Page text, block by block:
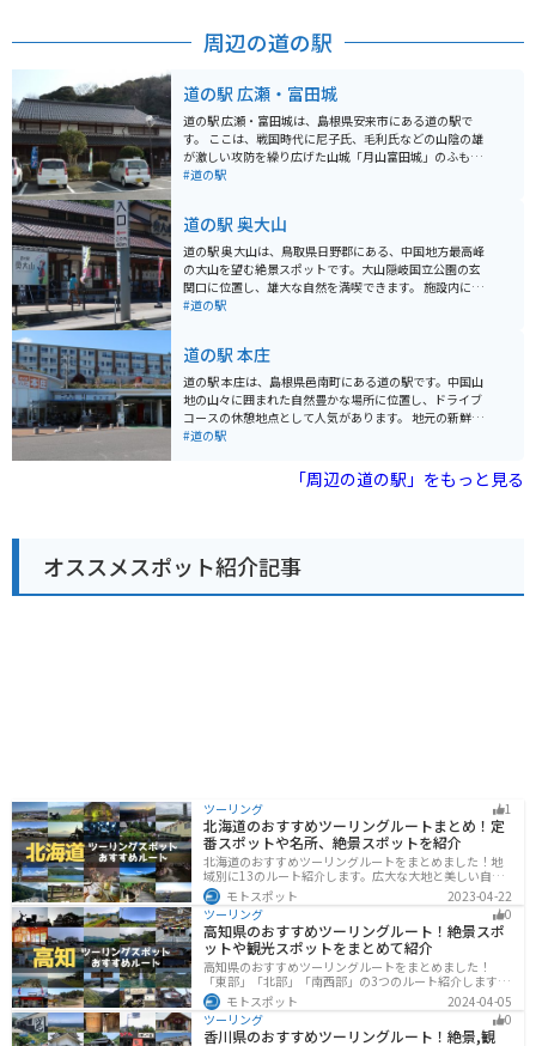
周辺の道の駅
道の駅 広瀬・富田城
道の駅 広瀬・富田城は、島根県安来市にある道の駅で
す。 ここは、戦国時代に尼子氏、毛利氏などの山陰の雄
が激しい攻防を繰り広げた山城「月山富田城」のふもと
に位置しています。道の駅からは、月山富田城跡や、城
な野菜や果物、山陰の海の幸などを購入することができ
ます。レストランでは、地元産の食材を使った料理を楽
しむことができます。 バイクで訪れる場合、道の駅の駐
車場には、バイク専用の駐車スペースが用意されていま
す。また、周辺には、ワインディングロードも多いた
います。
#道の駅
道の駅 奥大山
道の駅 奥大山は、鳥取県日野郡にある、中国地方最高峰
の大山を望む絶景スポットです。大山隠岐国立公園の玄
関口に位置し、雄大な自然を満喫できます。 施設内に
は、地元の特産品を販売する売店や、大山そばなどの郷
の野菜などが人気です。 バイクで訪れる場合、道の駅 奥
大山は、ツーリングの休憩場所として最適です。駐車場
も広く、景色を眺めながらゆっくりと休めます。大山環
状道路は、ワインディングロードとしても人気があり、
多くのライダーが訪れます。周辺には、大山寺や鍵掛峠
大な景色と新鮮な空気を満喫してください。
#道の駅
道の駅 本庄
道の駅 本庄は、島根県邑南町にある道の駅です。中国山
地の山々に囲まれた自然豊かな場所に位置し、ドライブ
コースの休憩地点として人気があります。 地元の新鮮な
野菜や果物が並ぶ農産物直売所は、道の駅 本庄の魅力の
もあり、地元の味が楽しめます。特に、邑南町産のそば
粉を使った手打ちそばはおすすめです。 バイクで訪れる
場所として、ぜひ立ち寄ってみてください。 道の駅 本庄
から車で約30分の場所には、「いづもまがたまの里 伝承
館」があります。ここでは、古代の出雲文化に触れるこ
#道の駅
「周辺の道の駅」をもっと見る
オススメスポット紹介記事
ツーリング 1
北海道のおすすめツーリングルートまとめ！定
番スポットや名所、絶景スポットを紹介
北海道のおすすめツーリングルートをまとめました！地
域別に13のルート紹介します。広大な大地と美しい自然
が広がり、四季折々の魅力を楽しめる観光スポットが数
多くあります。バイクで北海道にツーリングに行く際は
参考にしてください。
モトスポット
2023-04-22
ツーリング
0
高知県のおすすめツーリングルート！絶景スポ
ットや観光スポットをまとめて紹介
高知県のおすすめツーリングルートをまとめました！
「東部」「北部」「南西部」の3つのルート紹介します。
山と海どちらも楽しめるスポットが多数あり、様々な楽
しみ方ができます。バイクで高知県にツーリングに行く
際は参考にしてください。
モトスポット
2024-04-05
ツーリング
0
香川県のおすすめツーリングルート！絶景,観